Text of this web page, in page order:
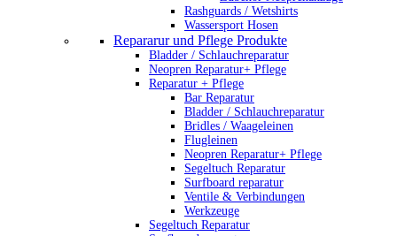
Rashguards / Wetshirts
Wassersport Hosen
Repararur und Pflege Produkte
Bladder / Schlauchreparatur
Neopren Reparatur+ Pflege
Reparatur + Pflege
Bar Reparatur
Bladder / Schlauchreparatur
Bridles / Waageleinen
Flugleinen
Neopren Reparatur+ Pflege
Segeltuch Reparatur
Surfboard reparatur
Ventile & Verbindungen
Werkzeuge
Segeltuch Reparatur